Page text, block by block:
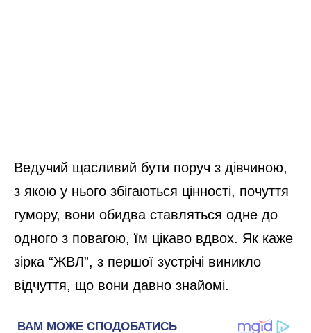
Ведучий щасливий бути поруч з дівчиною,
з якою у нього збігаються цінності, почуття
гумору, вони обидва ставляться одне до
одного з повагою, їм цікаво вдвох. Як каже
зірка “ЖВЛ”, з першої зустрічі виникло
відчуття, що вони давно знайомі.